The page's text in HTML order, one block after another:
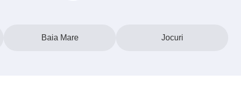
Baia Mare Jocuri